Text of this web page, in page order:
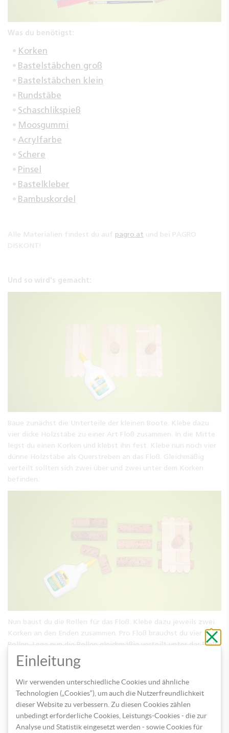
Was du benötigst:
Korken
Bastelstäbchen groß
Bastelstäbchen klein
Rundstäbe
Schaschlikspieß
Moosgummi
Acrylfarbe
Schere
Pinsel
Bastelkleber
Bambuskordel
Alle Materialien findest du auf pagro.at und bei PAGRO
DISKONT!
Und so wird's gemacht:
Baue zunächst die Unterteile der kleinen Boote. Klebe dazu
vier dicke Holzstäbe zu einer Art Floß zusammen. In die Mitte
legst du einen Korken und klebst ihn fest. Klebe nun noch vier
dünne Holzstäbe als Querstreben an das Floß. Gleichmäßig
verteilt sollten sich zwei über und zwei unter dem Korken
befinden.
Nun baust du die Rollen für das Floß. Klebe dazu jeweils zwei
Korken an den Enden zusammen. Pro Floß brauchst du vier
Rollen. Lege nun die Rollen gleichmäßig verteilt unter das Floß
und klebe sie fest.
ohne
zu
Einleitung
Wir verwenden unterschiedliche Cookies und ähnliche
Technologien („Cookies“), um auch die Nutzerfreundlichkeit
dieser Website zu verbessern. Zu diesen Cookies zählen
unbedingt erforderliche Cookies, Leistungs-Cookies - die zur
Analyse und Statistik eingesetzt werden - sowie Cookies für